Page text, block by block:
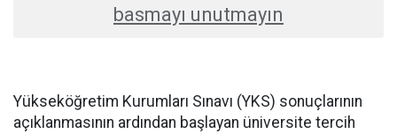
basmayı unutmayın
Yükseköğretim Kurumları Sınavı (YKS) sonuçlarının
açıklanmasının ardından başlayan üniversite tercih